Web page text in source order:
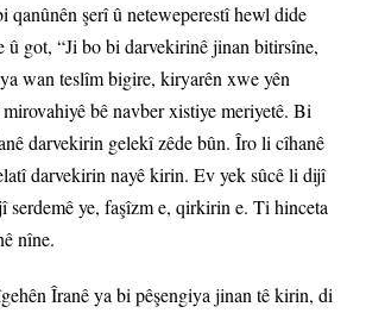
qanûnên şerî û neteweperestî hewl dide
û got, “Ji bo bi darvekirinê jinan bitirsîne,
wan teslîm bigire, kiryarên xwe yên
bê navber xistiye meriyetê. Bi
darvekirin gelekî zêde bûn. Îro li cîhanê
darvekirin nayê kirin. Ev yek sûcê li dijî
serdemê ye, faşîzm e, qirkirin e. Ti hinceta
nîne.
Îranê ya bi pêşengiya jinan tê kirin, di